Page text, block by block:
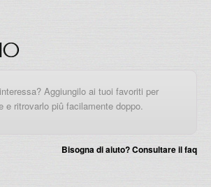
Aggiungilo ai tuoi favoriti per
e ritrovarlo piû facilamente doppo.
Bisogna di aiuto? Consultare il faq